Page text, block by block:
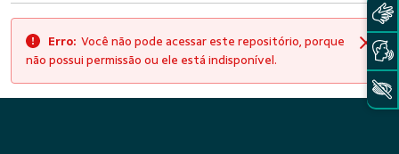
Erro: Você não pode acessar este repositório, porque
não possui permissão ou ele está indisponível.